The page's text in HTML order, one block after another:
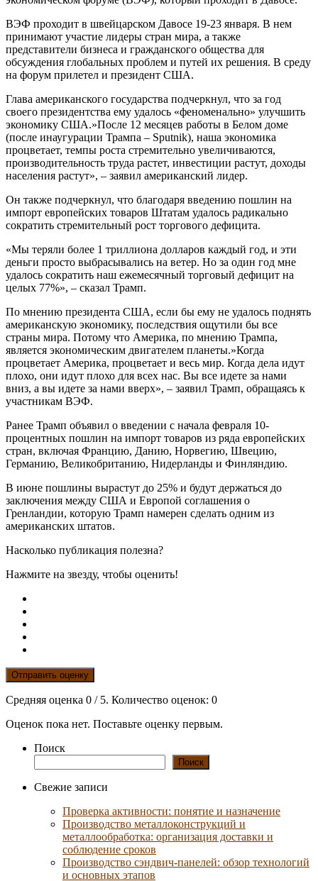
ВЭФ проходит в швейцарском Давосе 19-23 января. В нем
принимают участие лидеры стран мира, а также
представители бизнеса и гражданского общества для
обсуждения глобальных проблем и путей их решения. В среду
на форум прилетел и президент США.
Глава американского государства подчеркнул, что за год
своего президентства ему удалось «феноменально» улучшить
экономику США.»После 12 месяцев работы в Белом доме
(после инаугурации Трампа – Sputnik), наша экономика
процветает, темпы роста стремительно увеличиваются,
производительность труда растет, инвестиции растут, доходы
населения растут», – заявил американский лидер.
Он также подчеркнул, что благодаря введению пошлин на
импорт европейских товаров Штатам удалось радикально
сократить стремительный рост торгового дефицита.
«Мы теряли более 1 триллиона долларов каждый год, и эти
деньги просто выбрасывались на ветер. Но за один год мне
удалось сократить наш ежемесячный торговый дефицит на
целых 77%», – сказал Трамп.
По мнению президента США, если бы ему не удалось поднять
американскую экономику, последствия ощутили бы все
страны мира. Потому что Америка, по мнению Трампа,
является экономическим двигателем планеты.»Когда
процветает Америка, процветает и весь мир. Когда дела идут
плохо, они идут плохо для всех нас. Вы все идете за нами
вниз, а вы идете за нами вверх», – заявил Трамп, обращаясь к
участникам ВЭФ.
Ранее Трамп объявил о введении с начала февраля 10-
процентных пошлин на импорт товаров из ряда европейских
стран, включая Францию, Данию, Норвегию, Швецию,
Германию, Великобританию, Нидерланды и Финляндию.
В июне пошлины вырастут до 25% и будут держаться до
заключения между США и Европой соглашения о
Гренландии, которую Трамп намерен сделать одним из
американских штатов.
Насколько публикация полезна?
Нажмите на звезду, чтобы оценить!
Отправить оценку
Средняя оценка 0 / 5. Количество оценок: 0
Оценок пока нет. Поставьте оценку первым.
Поиск
Поиск
Свежие записи
Проверка активности: понятие и назначение
Производство металлоконструкций и
металлообработка: организация доставки и
соблюдение сроков
Производство сэндвич-панелей: обзор технологий
и основных этапов